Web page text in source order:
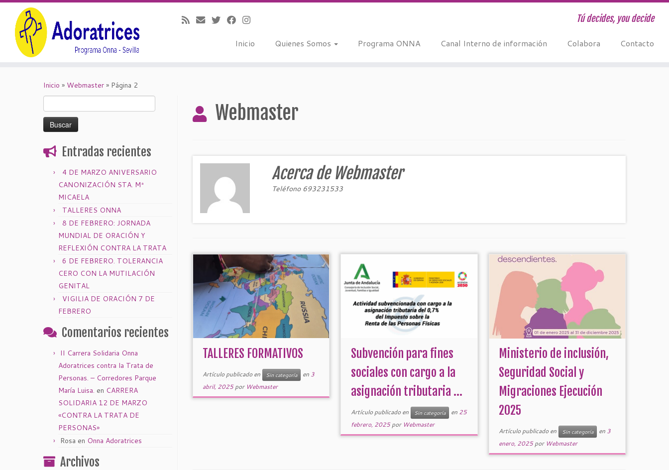
Tú decides, you decide
Inicio Quienes Somos Programa ONNA Canal Interno de información Colabora Contacto
Inicio » Webmaster » Página 2
Entradas recientes
4 DE MARZO ANIVERSARIO
CANONIZACIÓN STA. Mª
MICAELA
TALLERES ONNA
8 DE FEBRERO: JORNADA
MUNDIAL DE ORACIÓN Y
REFLEXIÓN CONTRA LA TRATA
6 DE FEBRERO. TOLERANCIA
CERO CON LA MUTILACIÓN
GENITAL
VIGILIA DE ORACIÓN 7 DE
FEBRERO
Comentarios recientes
II Carrera Solidaria Onna
Adoratrices contra la Trata de
Personas. – Corredores Parque
María Luisa. en CARRERA
SOLIDARIA 12 DE MARZO
«CONTRA LA TRATA DE
PERSONAS»
Rosa en Onna Adoratrices
Archivos
Webmaster
Acerca de Webmaster
Teléfono 693231533
TALLERES FORMATIVOS
Artículo publicado en Sin categoría en 3
abril, 2025 por Webmaster
Subvención para fines
sociales con cargo a la
asignación tributaria ...
Artículo publicado en Sin categoría en 25
febrero, 2025 por Webmaster
Ministerio de inclusión,
Seguridad Social y
Migraciones Ejecución
2025
Artículo publicado en Sin categoría en 3
enero, 2025 por Webmaster